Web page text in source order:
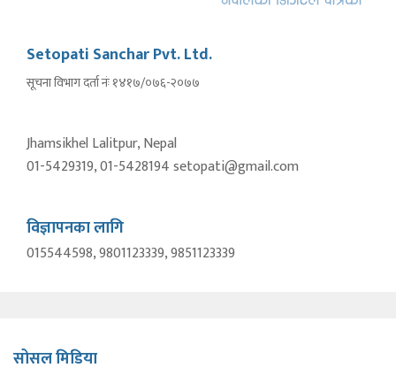
Setopati Sanchar Pvt. Ltd.
सूचना विभाग दर्ता नंः १४१७/०७६-२०७७
Jhamsikhel Lalitpur, Nepal
01-5429319, 01-5428194 setopati@gmail.com
विज्ञापनका लागि
015544598, 9801123339, 9851123339
सोसल मिडिया